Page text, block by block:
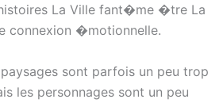
La Ville fant�me �tre La
connexion �motionnelle.
sont parfois un peu trop
les personnages sont un peu